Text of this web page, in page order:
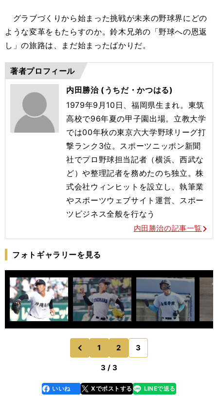
グラブづくりから始まった挑戦が未来の野球界にどの
ような変革をもたらすのか。鈴木兄弟の「野球への恩返
し」の旅路は、まだ始まったばかりだ。
著者プロフィール
内田勝治 (うちだ・かつはる)
1979年9月10日、福岡県生まれ。東筑
高校で96年夏の甲子園出場。立教大学
では00年秋の東京六大学野球リーグ打
撃ランク3位。スポーツニッポン新聞
社でプロ野球担当記者（横浜、西武な
ど）や整理記者を務めたのち独立。株
式会社ウィンヒットを設立し、執筆業
やスポーツウェブサイト運営、スポー
ツビジネス全般を行なう
内田勝治の記事一覧
フォトギャラリーを見る
前
のページへ
1 2 3
3 / 3
faceboo
k
いいね Xでポストする
line LINEで送る